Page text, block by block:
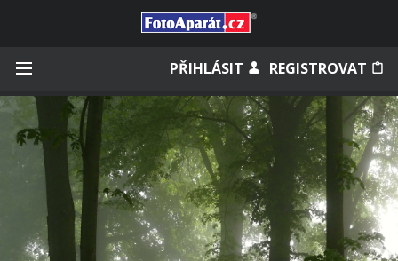
PŘIHLÁSIT REGISTROVAT
Zapamatovat
Zapomněli jste heslo?